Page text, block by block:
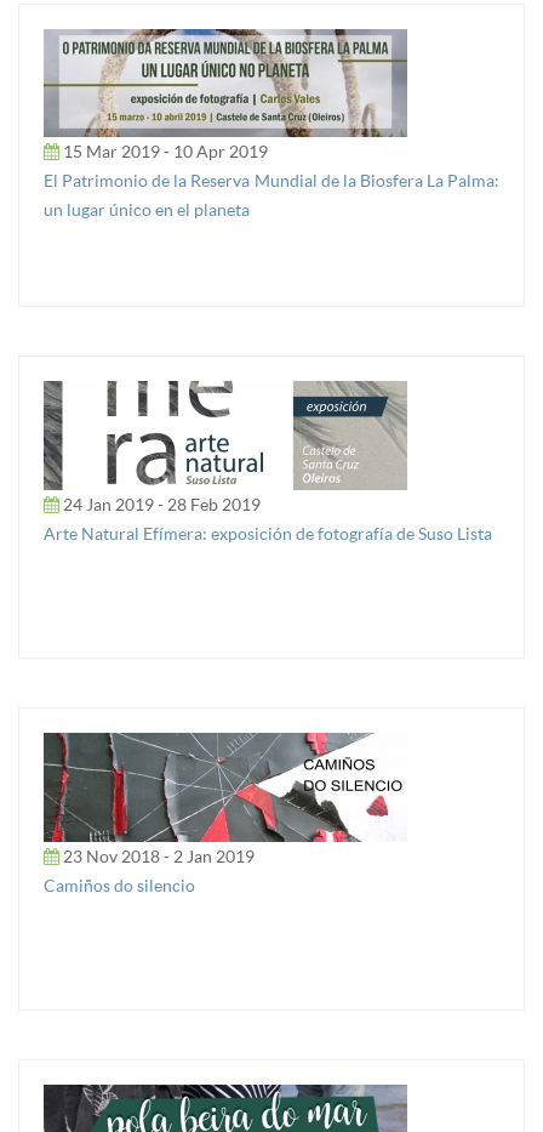
15 Mar 2019 - 10 Apr 2019
El Patrimonio de la Reserva Mundial de la Biosfera La Palma:
un lugar único en el planeta
24 Jan 2019 - 28 Feb 2019
Arte Natural Efímera: exposición de fotografía de Suso Lista
23 Nov 2018 - 2 Jan 2019
Camiños do silencio